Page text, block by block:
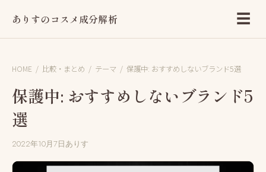
ありすのコスメ成分解析 ☰
HOME / 比較・まとめ / テーマ / 保護中: おすすめしないブランド5選
保護中: おすすめしないブランド5
選
2022年10月7日ありす